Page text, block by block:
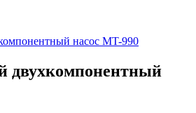
двухкомпонентный